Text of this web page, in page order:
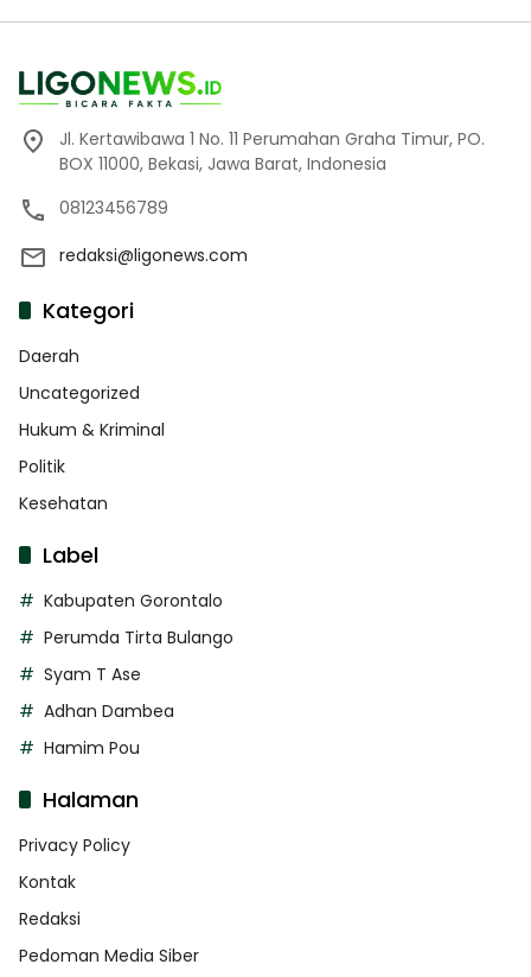
Jl. Kertawibawa 1 No. 11 Perumahan Graha Timur, PO.
BOX 11000, Bekasi, Jawa Barat, Indonesia
08123456789
redaksi@ligonews.com
Kategori
Daerah
Uncategorized
Hukum & Kriminal
Politik
Kesehatan
Label
Kabupaten Gorontalo
Perumda Tirta Bulango
Syam T Ase
Adhan Dambea
Hamim Pou
Halaman
Privacy Policy
Kontak
Redaksi
Pedoman Media Siber